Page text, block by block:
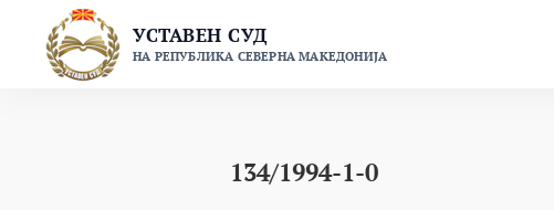
content
УСТАВЕН СУД
НА РЕПУБЛИКА СЕВЕРНА МАКЕДОНИЈА
134/1994-1-0